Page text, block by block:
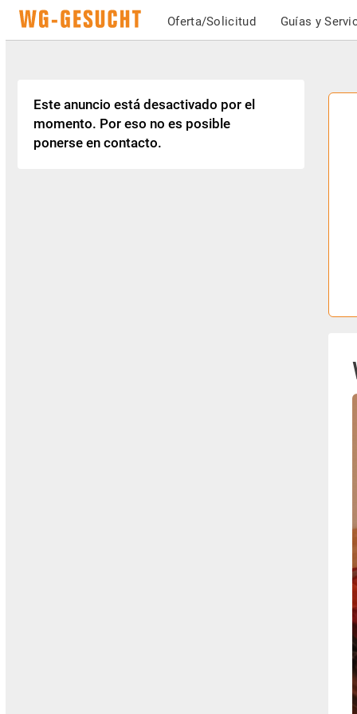
Oferta/Solicitud Guías y
Este anuncio está desactivado por el
momento. Por eso no es posible
ponerse en contacto.